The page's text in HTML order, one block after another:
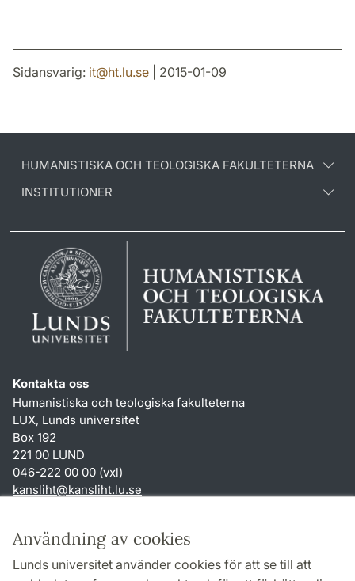
Användning av cookies
Lunds universitet använder cookies för att se till att
Sidansvarig: it@ht.lu.se | 2015-01-09
HUMANISTISKA OCH TEOLOGISKA FAKULTETERNA
INSTITUTIONER
Kontakta oss
Humanistiska och teologiska fakulteterna
LUX, Lunds universitet
Box 192
221 00 LUND
046-222 00 00 (vxl)
kansliht@kansliht.lu.se
Genvägar
Om webbplatsen och cookies
Behandling av personuppgifter